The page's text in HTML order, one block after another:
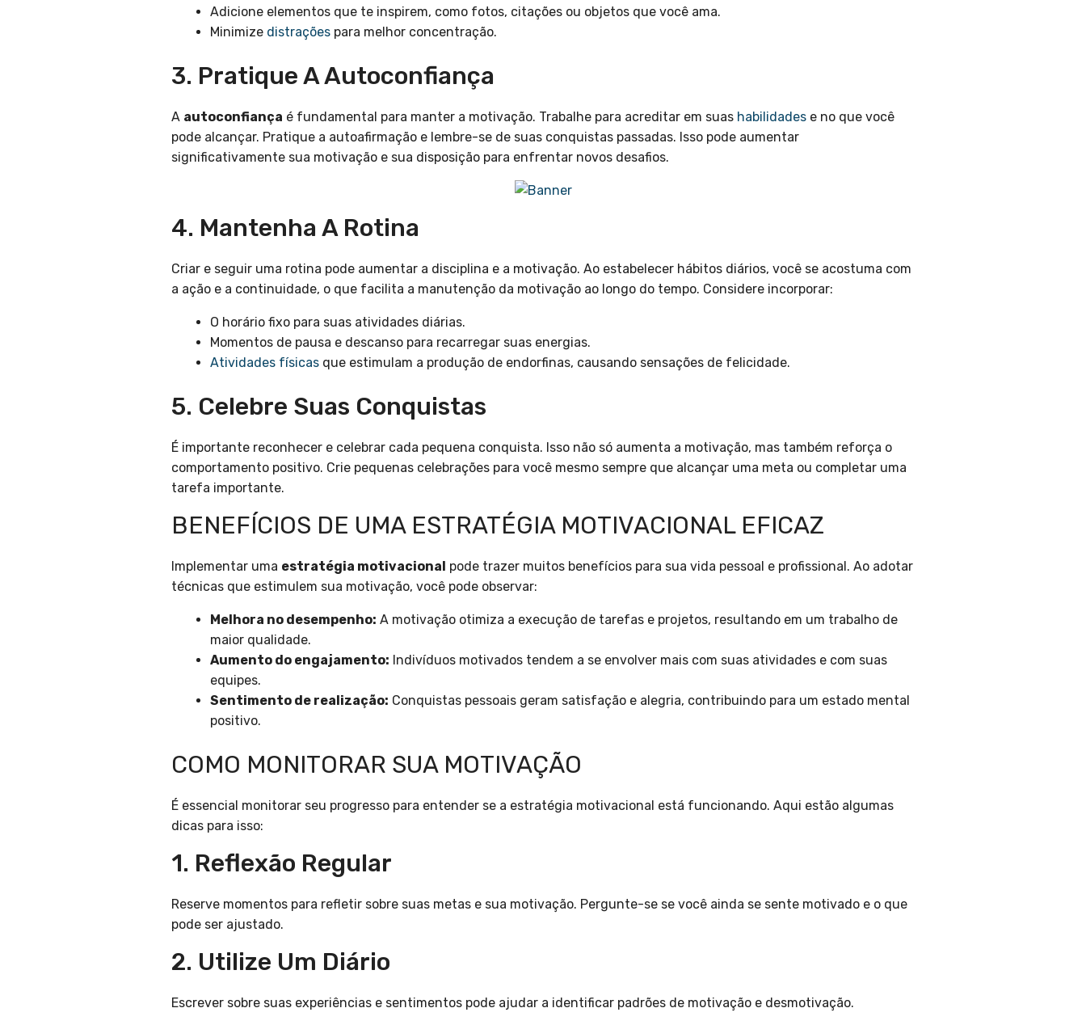
Adicione elementos que te inspirem, como fotos, citações ou objetos que você ama.
Minimize distrações para melhor concentração.
3. Pratique A Autoconfiança
A autoconfiança é fundamental para manter a motivação. Trabalhe para acreditar em suas habilidades e no que você
pode alcançar. Pratique a autoafirmação e lembre-se de suas conquistas passadas. Isso pode aumentar
significativamente sua motivação e sua disposição para enfrentar novos desafios.
4. Mantenha A Rotina
Criar e seguir uma rotina pode aumentar a disciplina e a motivação. Ao estabelecer hábitos diários, você se acostuma com
a ação e a continuidade, o que facilita a manutenção da motivação ao longo do tempo. Considere incorporar:
O horário fixo para suas atividades diárias.
Momentos de pausa e descanso para recarregar suas energias.
Atividades físicas que estimulam a produção de endorfinas, causando sensações de felicidade.
5. Celebre Suas Conquistas
É importante reconhecer e celebrar cada pequena conquista. Isso não só aumenta a motivação, mas também reforça o
comportamento positivo. Crie pequenas celebrações para você mesmo sempre que alcançar uma meta ou completar uma
tarefa importante.
BENEFÍCIOS DE UMA ESTRATÉGIA MOTIVACIONAL EFICAZ
Implementar uma estratégia motivacional pode trazer muitos benefícios para sua vida pessoal e profissional. Ao adotar
técnicas que estimulem sua motivação, você pode observar:
Melhora no desempenho: A motivação otimiza a execução de tarefas e projetos, resultando em um trabalho de
maior qualidade.
Aumento do engajamento: Indivíduos motivados tendem a se envolver mais com suas atividades e com suas
equipes.
Sentimento de realização: Conquistas pessoais geram satisfação e alegria, contribuindo para um estado mental
positivo.
COMO MONITORAR SUA MOTIVAÇÃO
É essencial monitorar seu progresso para entender se a estratégia motivacional está funcionando. Aqui estão algumas
dicas para isso:
1. Reflexão Regular
Reserve momentos para refletir sobre suas metas e sua motivação. Pergunte-se se você ainda se sente motivado e o que
pode ser ajustado.
2. Utilize Um Diário
Escrever sobre suas experiências e sentimentos pode ajudar a identificar padrões de motivação e desmotivação.